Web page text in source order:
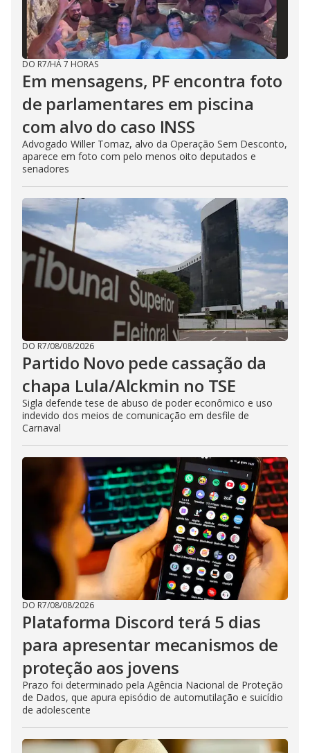
DO R7/HÁ 7 HORAS
Em mensagens, PF encontra foto
de parlamentares em piscina
com alvo do caso INSS
Advogado Willer Tomaz, alvo da Operação Sem Desconto,
aparece em foto com pelo menos oito deputados e
senadores
DO R7/08/08/2026
Partido Novo pede cassação da
chapa Lula/Alckmin no TSE
Sigla defende tese de abuso de poder econômico e uso
indevido dos meios de comunicação em desfile de
Carnaval
DO R7/08/08/2026
Plataforma Discord terá 5 dias
para apresentar mecanismos de
proteção aos jovens
Prazo foi determinado pela Agência Nacional de Proteção
de Dados, que apura episódio de automutilação e suicídio
de adolescente